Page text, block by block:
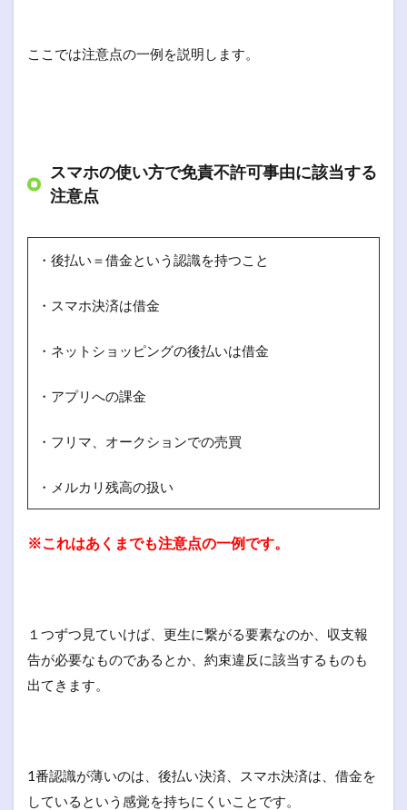
ここでは注意点の一例を説明します。
スマホの使い方で免責不許可事由に該当する
注意点
・後払い＝借金という認識を持つこと
・スマホ決済は借金
・ネットショッピングの後払いは借金
・アプリへの課金
・フリマ、オークションでの売買
・メルカリ残高の扱い
※これはあくまでも注意点の一例です。
１つずつ見ていけば、更生に繋がる要素なのか、収支報
告が必要なものであるとか、約束違反に該当するものも
出てきます。
1番認識が薄いのは、後払い決済、スマホ決済は、借金を
しているという感覚を持ちにくいことです。